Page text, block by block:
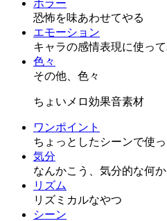
ホラー
恐怖を味あわせてやる
エモーション
キャラの感情表現に使っ
色々
その他、色々
ちょいメロ効果音素材
ワンポイント
ちょっとしたシーンで使
気分
なんかこう、気分的な何か
リズム
リズミカルなやつ
シーン